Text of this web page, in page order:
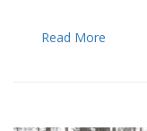
Read More